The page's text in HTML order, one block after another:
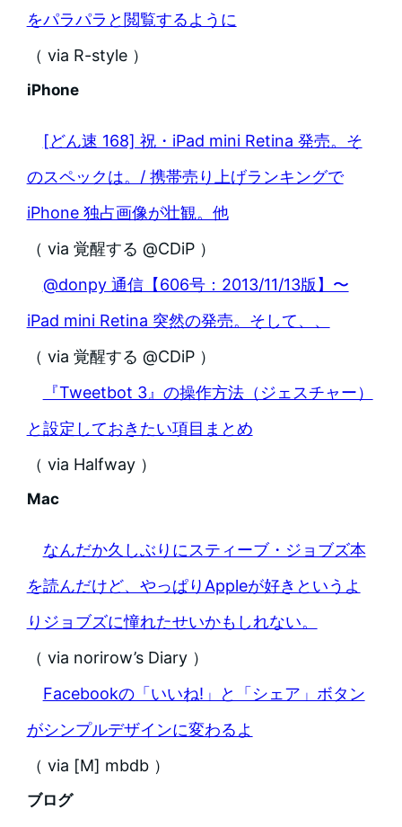
をパラパラと閲覧するように
（ via R-style ）
iPhone
[どん速 168] 祝・iPad mini Retina 発売。そ
のスペックは。/ 携帯売り上げランキングで
iPhone 独占画像が壮観。他
（ via 覚醒する @CDiP ）
@donpy 通信【606号：2013/11/13版】〜
iPad mini Retina 突然の発売。そして、、
（ via 覚醒する @CDiP ）
『Tweetbot 3』の操作方法（ジェスチャー）
と設定しておきたい項目まとめ
（ via Halfway ）
Mac
なんだか久しぶりにスティーブ・ジョブズ本
を読んだけど、やっぱりAppleが好きというよ
りジョブズに憧れたせいかもしれない。
（ via norirow’s Diary ）
Facebookの「いいね!」と「シェア」ボタン
がシンプルデザインに変わるよ
（ via [M] mbdb ）
ブログ